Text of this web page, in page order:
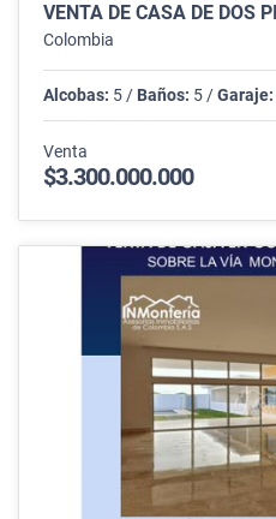
Colombia
Alcobas: 5 / Baños: 5 /Garaje:
Venta
$3.300.000.000